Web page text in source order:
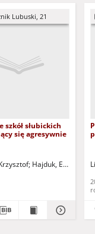
Elżbieta (1952 -)
Lubuski, 21
szkół słubickich
się agresywnie
Hajduk, Edward